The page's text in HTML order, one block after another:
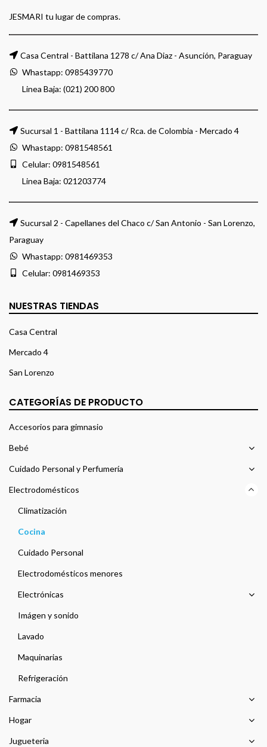
JESMARI tu lugar de compras.
Casa Central - Battilana 1278 c/ Ana Diaz - Asunción, Paraguay
Whastapp: 0985439770
Linea Baja: (021) 200 800
Sucursal 1 - Battilana 1114 c/ Rca. de Colombia - Mercado 4
Whastapp: 0981548561
Celular: 0981548561
Linea Baja: 021203774
Sucursal 2 - Capellanes del Chaco c/ San Antonio - San Lorenzo,
Paraguay
Whastapp: 0981469353
Celular: 0981469353
NUESTRAS TIENDAS
Casa Central
Mercado 4
San Lorenzo
CATEGORÍAS DE PRODUCTO
Accesorios para gimnasio
Bebé
Cuidado Personal y Perfumería
Electrodomésticos
Climatización
Cocina
Cuidado Personal
Electrodomésticos menores
Electrónicas
Imágen y sonido
Lavado
Maquinarias
Refrigeración
Farmacia
Hogar
Jugueteria